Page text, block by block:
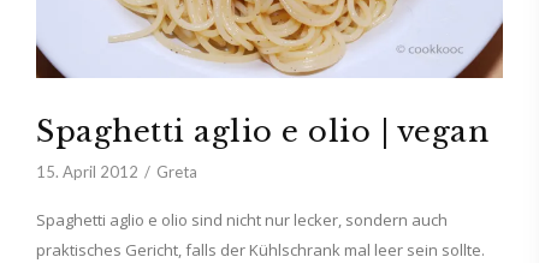
Spaghetti aglio e olio | vegan
15. April 2012 Greta
Spaghetti aglio e olio sind nicht nur lecker, sondern auch
praktisches Gericht, falls der Kühlschrank mal leer sein sollte.